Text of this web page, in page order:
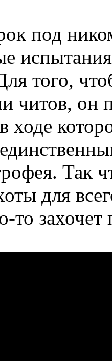
под
того,
читов, он
ходе
Так
для
то захочет